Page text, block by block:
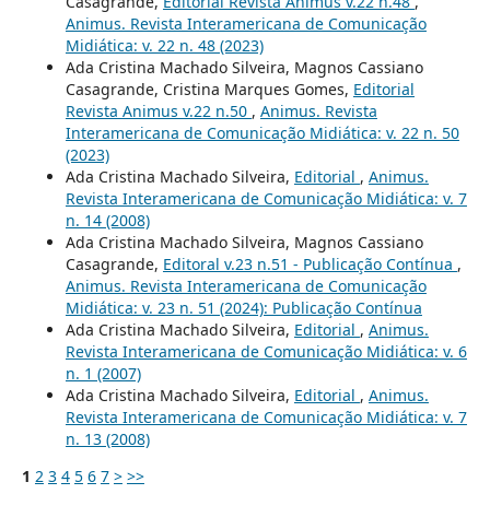
Animus. Revista Interamericana de Comunicação
Midiática: v. 22 n. 48 (2023)
Ada Cristina Machado Silveira, Magnos Cassiano
Casagrande, Cristina Marques Gomes, Editorial
Revista Animus v.22 n.50 , Animus. Revista
Interamericana de Comunicação Midiática: v. 22 n. 50
(2023)
Ada Cristina Machado Silveira, Editorial , Animus.
Revista Interamericana de Comunicação Midiática: v. 7
n. 14 (2008)
Ada Cristina Machado Silveira, Magnos Cassiano
Casagrande, Editoral v.23 n.51 - Publicação Contínua ,
Animus. Revista Interamericana de Comunicação
Midiática: v. 23 n. 51 (2024): Publicação Contínua
Ada Cristina Machado Silveira, Editorial , Animus.
Revista Interamericana de Comunicação Midiática: v. 6
n. 1 (2007)
Ada Cristina Machado Silveira, Editorial , Animus.
Revista Interamericana de Comunicação Midiática: v. 7
n. 13 (2008)
1 2 3 4 5 6 7 > >>